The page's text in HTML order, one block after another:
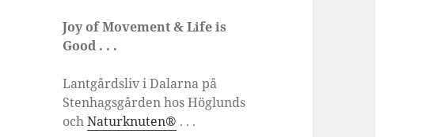
Joy of Movement & Life is
Good . . .
Lantgårdsliv i Dalarna på
Stenhagsgården hos Höglunds
ochNaturknuten® . . .